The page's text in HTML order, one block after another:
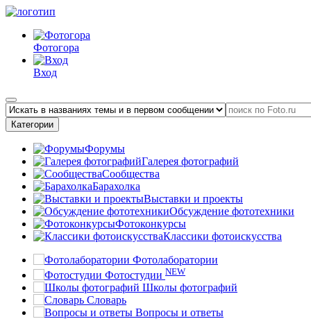
Фотогора
Вход
Категории
Форумы
Галерея фотографий
Сообщества
Барахолка
Выставки и проекты
Обсуждение фототехники
Фотоконкурсы
Классики фотоискусства
Фотолаборатории
Фотостудии NEW
Школы фотографий
Словарь
Вопросы и ответы